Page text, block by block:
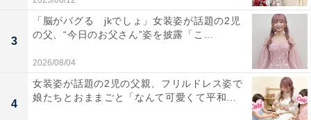
3
「脳がバグる jkでしょ」女装姿が話題の2児
の父、“今日のお父さん”姿を披露「こ...
2026/08/04
4
女装姿が話題の2児の父親、フリルドレス姿で
娘たちとおままごと「なんて可愛くて平和...